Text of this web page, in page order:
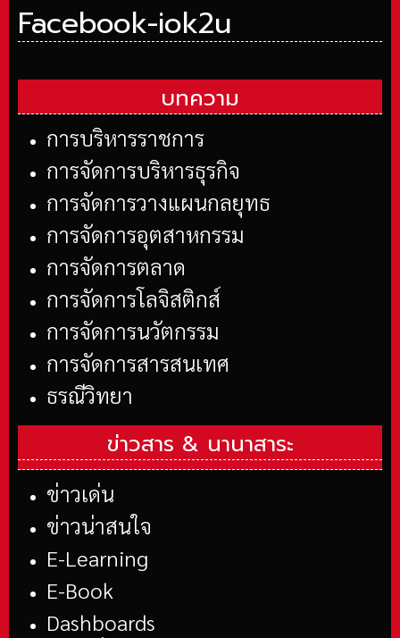
Facebook-iok2u
บทความ
การบริหารราชการ
การจัดการบริหารธุรกิจ
การจัดการวางแผนกลยุทธ
การจัดการอุตสาหกรรม
การจัดการตลาด
การจัดการโลจิสติกส์
การจัดการนวัตกรรม
การจัดการสารสนเทศ
ธรณีวิทยา
ข่าวสาร & นานาสาระ
ข่าวเด่น
ข่าวน่าสนใจ
E-Learning
E-Book
Dashboards